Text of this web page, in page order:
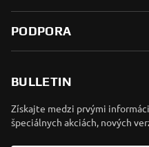
PODPORA
BULLETIN
Získajte medzi prvými
špeciálnych akciách, nových